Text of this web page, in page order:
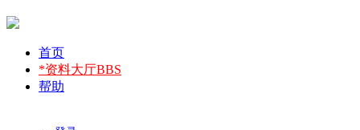
首页
*资料大厅BBS
帮助